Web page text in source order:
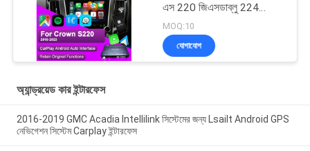
এস 220 জিএসডাব্লু 224
2018-2022 ইন্টিগ্রেশন
মোবাইল ফোন মিররিং, বিপরীত
ক্যামেরা
MOQ:10
যোগাযোগ
অ্যান্ড্রয়েড কার ইন্টারফেস
2016-2019 GMC Acadia Intellilink সিস্টেমের জন্য Lsailt Android GPS
নেভিগেশন সিস্টেম Carplay ইন্টারফেস